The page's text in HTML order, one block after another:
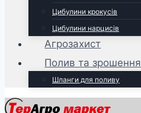
Цибулини крокусів
Цибулини нарцисів
Агрозахист
Полив та зрошення
Шланги для поливу